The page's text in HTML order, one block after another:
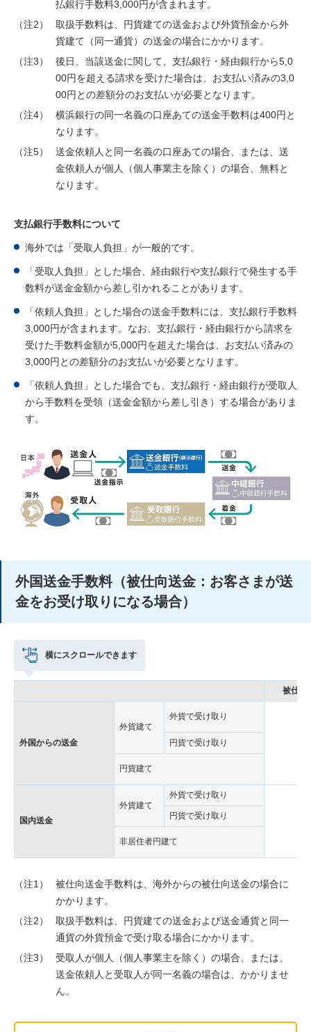
払銀行手数料3,000円が含まれます。
（注2）
取扱手数料は、円貨建ての送金および外貨預金から外
貨建て（同一通貨）の送金の場合にかかります。
（注3）
後日、当該送金に関して、支払銀行・経由銀行から5,0
00円を超える請求を受けた場合は、お支払い済みの3,0
00円との差額分のお支払いが必要となります。
（注4）
横浜銀行の同一名義の口座あての送金手数料は400円と
なります。
（注5）
送金依頼人と同一名義の口座あての場合、または、送
金依頼人が個人（個人事業主を除く）の場合、無料と
なります。
支払銀行手数料について
海外では「受取人負担」が一般的です。
「受取人負担」とした場合、経由銀行や支払銀行で発生する手
数料が送金金額から差し引かれることがあります。
「依頼人負担」とした場合の送金手数料には、支払銀行手数料
3,000円が含まれます。なお、支払銀行・経由銀行から請求を
受けた手数料金額が5,000円を超えた場合は、お支払い済みの
3,000円との差額分のお支払いが必要となります。
「依頼人負担」とした場合でも、支払銀行・経由銀行が受取人
から手数料を受領（送金金額から差し引き）する場合がありま
す。
外国送金手数料（被仕向送金：お客さまが送
金をお受け取りになる場合）
横にスクロールできます
被仕向
外国からの送金
外貨建て
外貨で受け取り
円貨で受け取り
円貨建て
国内送金
外貨建て
外貨で受け取り
円貨で受け取り
非居住者円建て
（注1）
被仕向送金手数料は、海外からの被仕向送金の場合に
かかります。
（注2）
取扱手数料は、円貨建ての送金および送金通貨と同一
通貨の外貨預金で受け取る場合にかかります。
（注3）
受取人が個人（個人事業主を除く）の場合、または、
送金依頼人と受取人が同一名義の場合は、かかりませ
ん。